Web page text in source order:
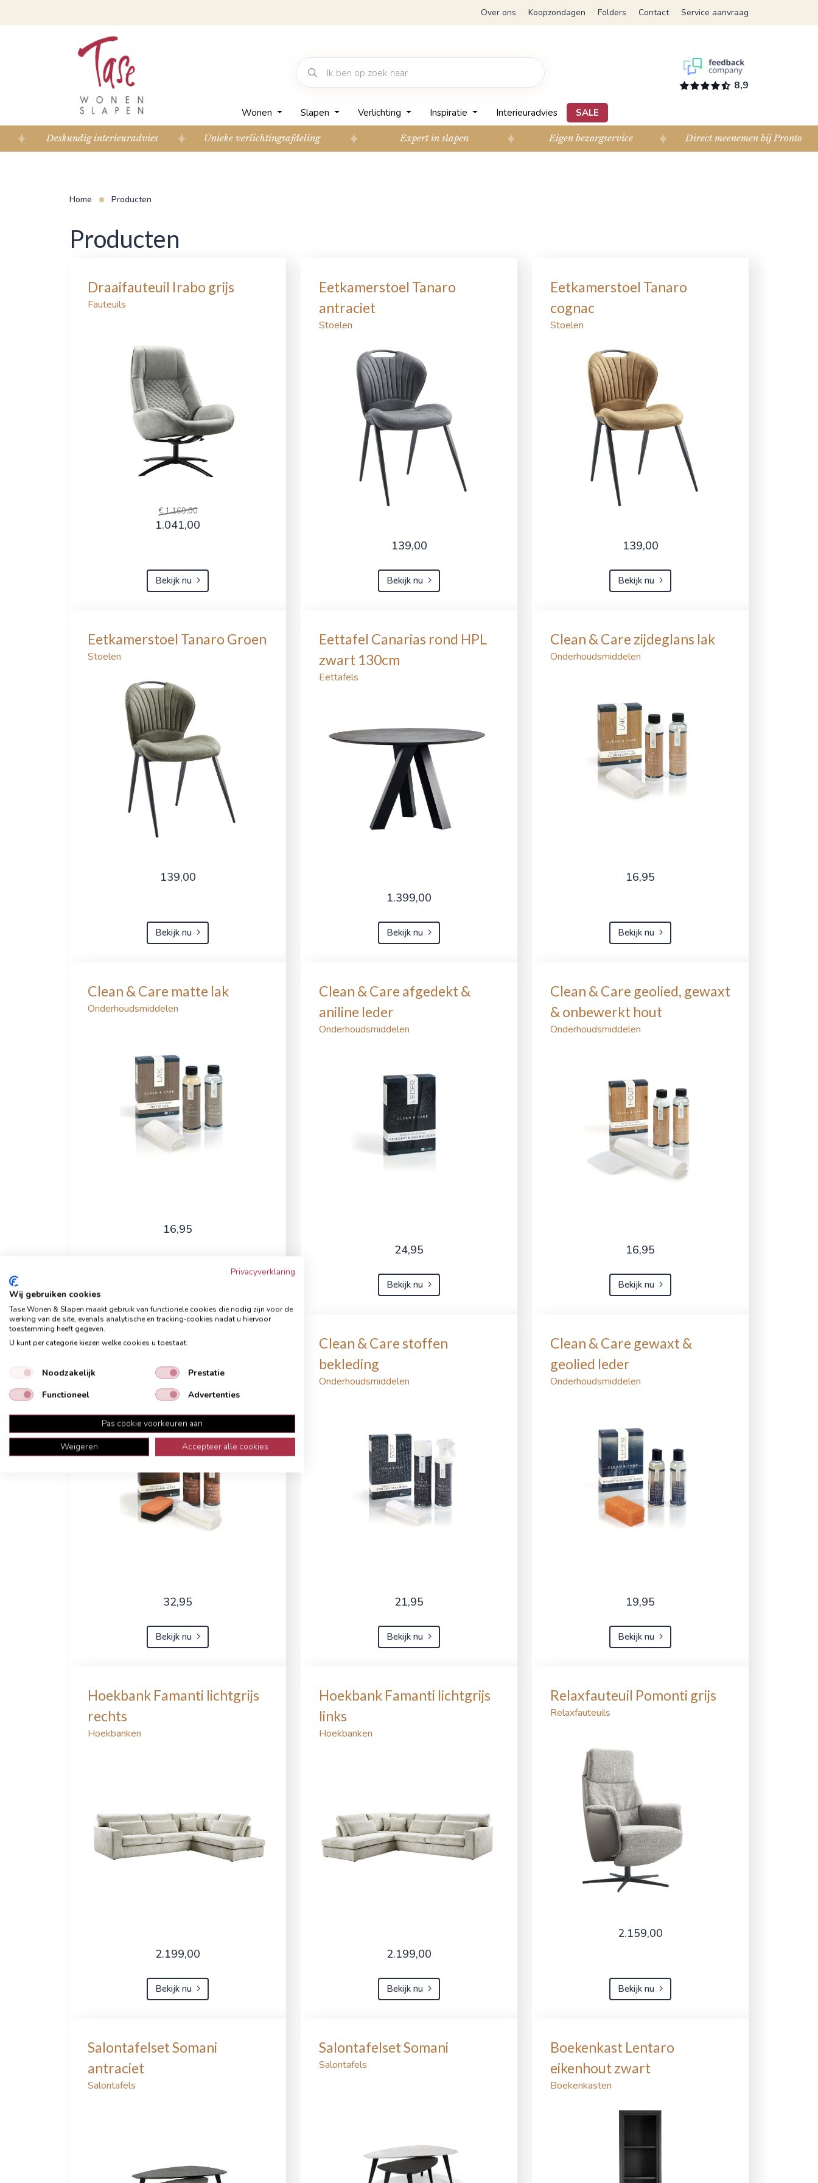
Over ons Koopzondagen Folders Contact Service aanvraag
Wonen Slapen Verlichting Inspiratie Interieuradvies SALE
8,9
Deskundig interieuradvies Unieke verlichtingsafdeling Expert in slapen Eigen bezorgservice Direct meenemen bij Pronto
Home Producten
Producten
Draaifauteuil Irabo grijs
Fauteuils
€ 1.169,00
1.041,00
Bekijk nu
Eetkamerstoel Tanaro
antraciet
Stoelen
139,00
Bekijk nu
Eetkamerstoel Tanaro
cognac
Stoelen
139,00
Bekijk nu
Eetkamerstoel Tanaro Groen
Stoelen
139,00
Bekijk nu
Eettafel Canarias rond HPL
zwart 130cm
Eettafels
1.399,00
Bekijk nu
Clean & Care zijdeglans lak
Onderhoudsmiddelen
16,95
Bekijk nu
Clean & Care matte lak
Onderhoudsmiddelen
16,95
Clean & Care afgedekt &
aniline leder
Onderhoudsmiddelen
24,95
Bekijk nu
Clean & Care geolied, gewaxt
& onbewerkt hout
Onderhoudsmiddelen
16,95
Bekijk nu
Clean & Care geschuurd
Onderhoudsmiddelen
32,95
Bekijk nu
Clean & Care stoffen
bekleding
Onderhoudsmiddelen
21,95
Bekijk nu
Clean & Care gewaxt &
geolied leder
Onderhoudsmiddelen
19,95
Bekijk nu
Hoekbank Famanti lichtgrijs
rechts
Hoekbanken
2.199,00
Bekijk nu
Hoekbank Famanti lichtgrijs
links
Hoekbanken
2.199,00
Bekijk nu
Relaxfauteuil Pomonti grijs
Relaxfauteuils
2.159,00
Bekijk nu
Salontafelset Somani
antraciet
Salontafels
Salontafelset Somani
Salontafels
Boekenkast Lentaro
eikenhout zwart
Boekenkasten
Privacyverklaring
Wij gebruiken cookies
Tase Wonen & Slapen maakt gebruik van functionele cookies die nodig zijn voor de
werking van de site, evenals analytische en tracking‑cookies nadat u hiervoor
toestemming heeft gegeven.
U kunt per categorie kiezen welke cookies u toestaat:
Noodzakelijk
Prestatie
Functioneel
Advertenties
Pas cookie voorkeuren aan
Weigeren
Accepteer alle cookies